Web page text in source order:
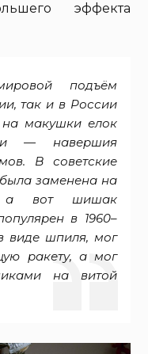
эффекта
подъём
так и в России
на макушки елок
— навершия
В советские
заменена на
а вот шишак
в 1960–
виде шпиля, мог
ракету, а мог
на витой